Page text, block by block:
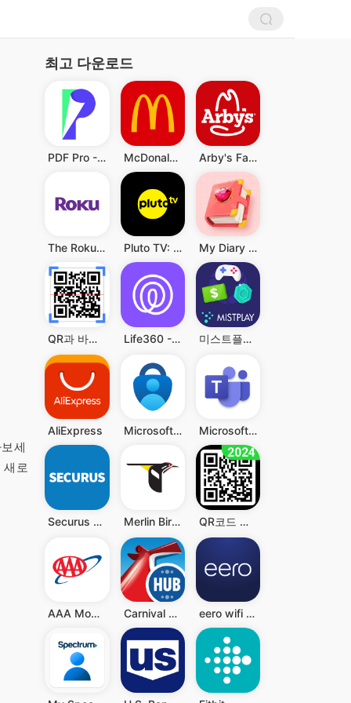
세
새로
최고 다운로드
PDF Pro - Reader & Maker McDonald's Arby's Fast Food Sandwiches
The Roku App (Official) Pluto TV: Watch Free Movies/TV My Diary - Diary With Lock
QR과 바코드 스캐너 Life360 - 위치 공유 미스트플레이 – 게임 플레이하고 리워드까지 받으세요
AliExpress Microsoft Authenticator Microsoft Teams
Securus Mobile Merlin Bird ID by Cornell Lab QR코드 리더 - QR과 바코드 스캐너, QR 스캐너
AAA Mobile Carnival HUB eero wifi system